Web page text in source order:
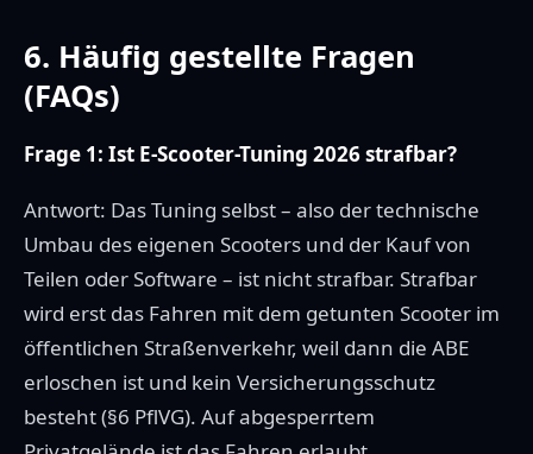
6. Häufig gestellte Fragen
(FAQs)
Frage 1: Ist E-Scooter-Tuning 2026 strafbar?
Antwort: Das Tuning selbst – also der technische
Umbau des eigenen Scooters und der Kauf von
Teilen oder Software – ist nicht strafbar. Strafbar
wird erst das Fahren mit dem getunten Scooter im
öffentlichen Straßenverkehr, weil dann die ABE
erloschen ist und kein Versicherungsschutz
besteht (§6 PflVG). Auf abgesperrtem